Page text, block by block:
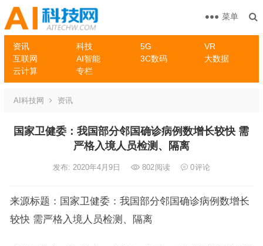
资讯 科技 5G
VR
互联网
AI智能 3C数码
大数据
云计算
专栏
菜单
AI科技网 资讯
国家卫健委：我国部分邻国确诊病例数增长较快 需
严格入境人员检测、隔离
发布: 2020年4月9日 802阅读 0评论
来源标题：国家卫健委：我国部分邻国确诊病例数增长
较快 需严格入境人员检测、隔离